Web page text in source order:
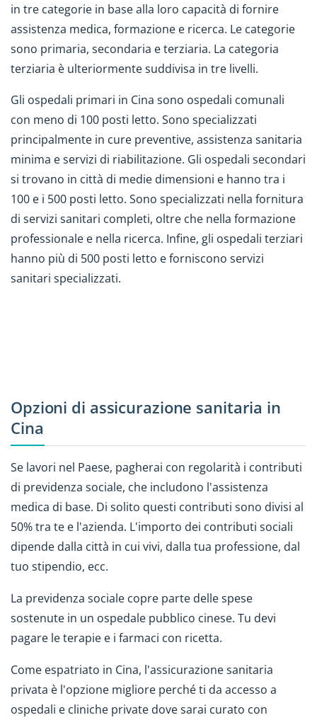
in tre categorie in base alla loro capacità di fornire
assistenza medica, formazione e ricerca. Le categorie
sono primaria, secondaria e terziaria. La categoria
terziaria è ulteriormente suddivisa in tre livelli.
Gli ospedali primari in Cina sono ospedali comunali
con meno di 100 posti letto. Sono specializzati
principalmente in cure preventive, assistenza sanitaria
minima e servizi di riabilitazione. Gli ospedali secondari
si trovano in città di medie dimensioni e hanno tra i
100 e i 500 posti letto. Sono specializzati nella fornitura
di servizi sanitari completi, oltre che nella formazione
professionale e nella ricerca. Infine, gli ospedali terziari
hanno più di 500 posti letto e forniscono servizi
sanitari specializzati.
Opzioni di assicurazione sanitaria in
Cina
Se lavori nel Paese, pagherai con regolarità i contributi
di previdenza sociale, che includono l'assistenza
medica di base. Di solito questi contributi sono divisi al
50% tra te e l'azienda. L'importo dei contributi sociali
dipende dalla città in cui vivi, dalla tua professione, dal
tuo stipendio, ecc.
La previdenza sociale copre parte delle spese
sostenute in un ospedale pubblico cinese. Tu devi
pagare le terapie e i farmaci con ricetta.
Come espatriato in Cina, l'assicurazione sanitaria
privata è l'opzione migliore perché ti da accesso a
ospedali e cliniche private dove sarai curato con